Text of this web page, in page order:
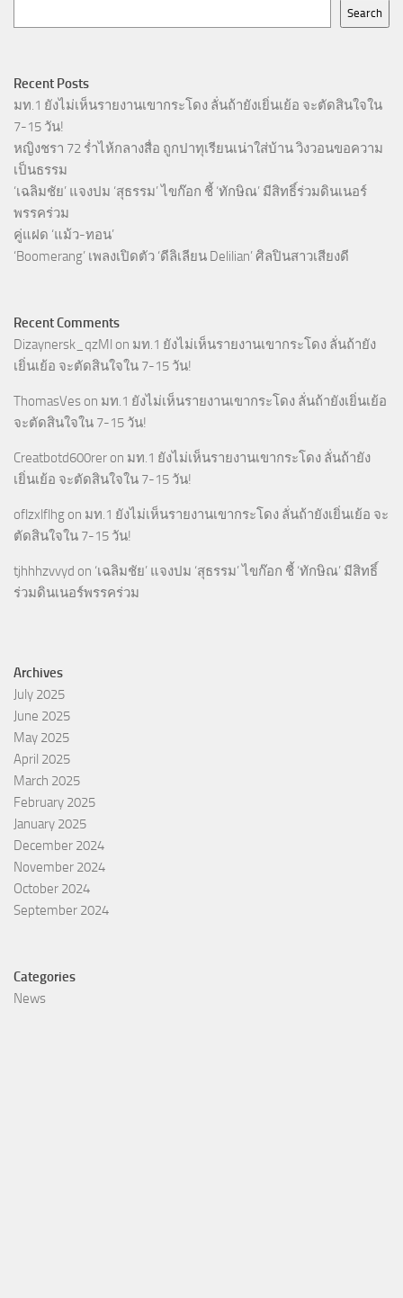
Search
Recent Posts
มท.1 ยังไม่เห็นรายงานเขากระโดง ลั่นถ้ายังเยิ่นเย้อ จะตัดสินใจใน
7-15 วัน!
หญิงชรา 72 ร่ำไห้กลางสื่อ ถูกปาทุเรียนเน่าใส่บ้าน วิงวอนขอความ
เป็นธรรม
‘เฉลิมชัย’ แจงปม ‘สุธรรม’ ไขก๊อก ชี้ ‘ทักษิณ’ มีสิทธิ์ร่วมดินเนอร์
พรรคร่วม
คู่แฝด ‘แม้ว-ทอน’
‘Boomerang’ เพลงเปิดตัว ‘ดีลิเลียน Delilian’ ศิลปินสาวเสียงดี
Recent Comments
Dizaynersk_qzMl on มท.1 ยังไม่เห็นรายงานเขากระโดง ลั่นถ้ายัง
เยิ่นเย้อ จะตัดสินใจใน 7-15 วัน!
ThomasVes on มท.1 ยังไม่เห็นรายงานเขากระโดง ลั่นถ้ายังเยิ่นเย้อ
จะตัดสินใจใน 7-15 วัน!
Creatbotd600rer on มท.1 ยังไม่เห็นรายงานเขากระโดง ลั่นถ้ายัง
เยิ่นเย้อ จะตัดสินใจใน 7-15 วัน!
oflzxlflhg on มท.1 ยังไม่เห็นรายงานเขากระโดง ลั่นถ้ายังเยิ่นเย้อ จะ
ตัดสินใจใน 7-15 วัน!
tjhhhzvvyd on ‘เฉลิมชัย’ แจงปม ‘สุธรรม’ ไขก๊อก ชี้ ‘ทักษิณ’ มีสิทธิ์
ร่วมดินเนอร์พรรคร่วม
Archives
July 2025
June 2025
May 2025
April 2025
March 2025
February 2025
January 2025
December 2024
November 2024
October 2024
September 2024
Categories
News